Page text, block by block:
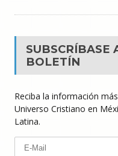
SUBSCRÍBASE
BOLETÍN
Reciba la información
Universo Cristiano en
Latina.